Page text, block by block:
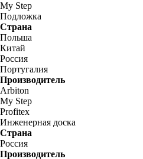
My Step
Подложка
Страна
Польша
Китай
Россия
Португалия
Производитель
Arbiton
My Step
Profitex
Инженерная доска
Страна
Россия
Производитель